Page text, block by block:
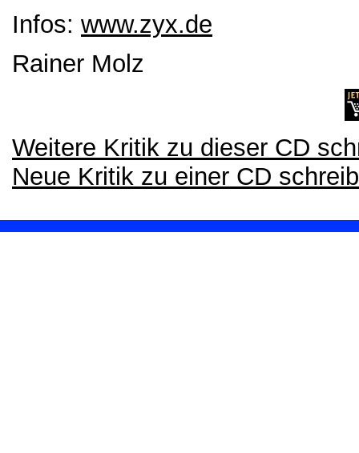
Infos: www.zyx.de
Rainer Molz
Weitere Kritik zu dieser CD
Neue Kritik zu einer CD